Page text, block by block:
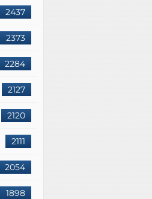
2437
2373
2284
2127
2120
2111
2054
1898